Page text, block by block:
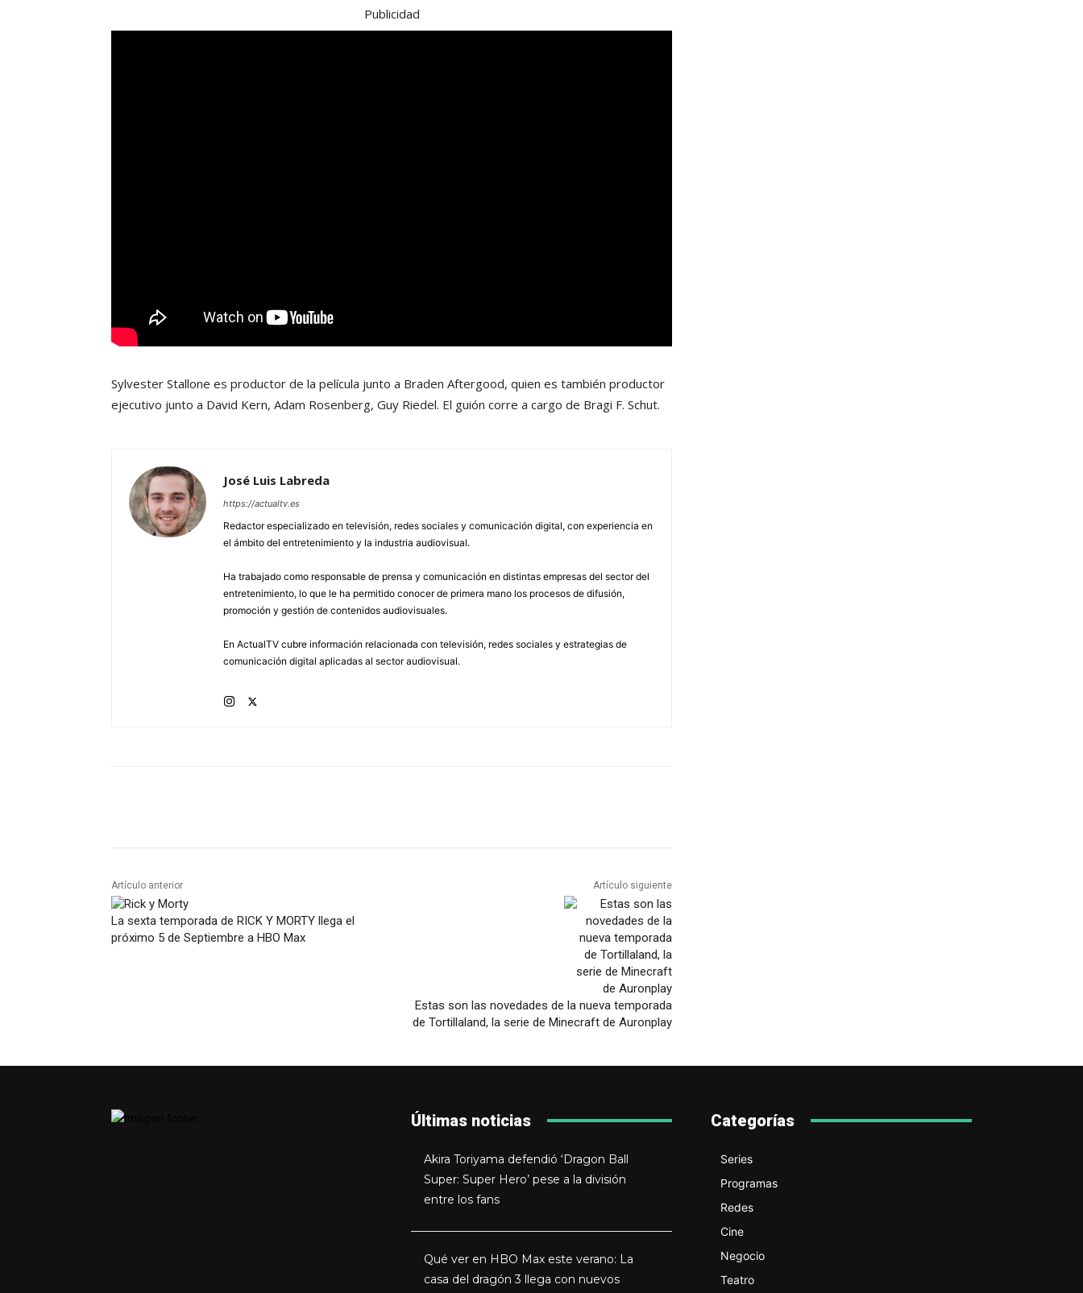
Publicidad
Sylvester Stallone es productor de la película junto a Braden Aftergood, quien es también productor
ejecutivo junto a David Kern, Adam Rosenberg, Guy Riedel. El guión corre a cargo de Bragi F. Schut.
José Luis Labreda
https://actualtv.es
Redactor especializado en televisión, redes sociales y comunicación digital, con experiencia en
el ámbito del entretenimiento y la industria audiovisual.
Ha trabajado como responsable de prensa y comunicación en distintas empresas del sector del
entretenimiento, lo que le ha permitido conocer de primera mano los procesos de difusión,
promoción y gestión de contenidos audiovisuales.
En ActualTV cubre información relacionada con televisión, redes sociales y estrategias de
comunicación digital aplicadas al sector audiovisual.
Artículo anterior
La sexta temporada de RICK Y MORTY llega el
próximo 5 de Septiembre a HBO Max
Artículo siguiente
Estas son las novedades de la nueva temporada
de Tortillaland, la serie de Minecraft de Auronplay
Últimas noticias
Akira Toriyama defendió ‘Dragon Ball
Super: Super Hero’ pese a la división
entre los fans
Qué ver en HBO Max este verano: La
casa del dragón 3 llega con nuevos
Categorías
Series
Programas
Redes
Cine
Negocio
Teatro